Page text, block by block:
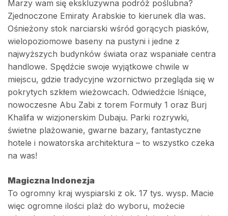
Marzy wam się ekskluzywna podróż poślubna?
Zjednoczone Emiraty Arabskie to kierunek dla was.
Ośnieżony stok narciarski wśród gorących piasków,
wielopoziomowe baseny na pustyni i jedne z
najwyższych budynków świata oraz wspaniałe centra
handlowe. Spędźcie swoje wyjątkowe chwile w
miejscu, gdzie tradycyjne wzornictwo przegląda się w
pokrytych szkłem wieżowcach. Odwiedźcie lśniące,
nowoczesne Abu Zabi z torem Formuły 1 oraz Burj
Khalifa w wizjonerskim Dubaju. Parki rozrywki,
świetne plażowanie, gwarne bazary, fantastyczne
hotele i nowatorska architektura – to wszystko czeka
na was!
Magiczna Indonezja
To ogromny kraj wyspiarski z ok. 17 tys. wysp. Macie
więc ogromne ilości plaż do wyboru, możecie